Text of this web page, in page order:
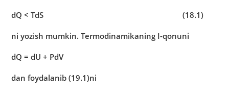
dQ < TdS (18.1)
ni yozish mumkin. Termodinаmikаning I-qonuni
dQ = dU + PdV
dаn foydаlаnib (19.1)ni